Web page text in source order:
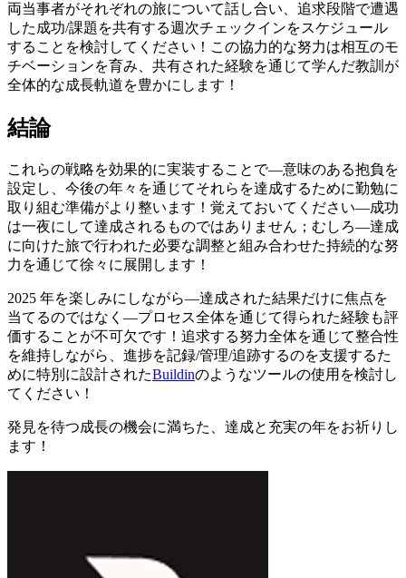
両当事者がそれぞれの旅について話し合い、追求段階で遭遇
した成功/課題を共有する週次チェックインをスケジュール
することを検討してください！この協力的な努力は相互のモ
チベーションを育み、共有された経験を通じて学んだ教訓が
全体的な成長軌道を豊かにします！
結論
これらの戦略を効果的に実装することで—意味のある抱負を
設定し、今後の年々を通じてそれらを達成するために勤勉に
取り組む準備がより整います！覚えておいてください—成功
は一夜にして達成されるものではありません；むしろ—達成
に向けた旅で行われた必要な調整と組み合わせた持続的な努
力を通じて徐々に展開します！
2025 年を楽しみにしながら—達成された結果だけに焦点を
当てるのではなく—プロセス全体を通じて得られた経験も評
価することが不可欠です！追求する努力全体を通じて整合性
を維持しながら、進捗を記録/管理/追跡するのを支援するた
めに特別に設計されたBuildinのようなツールの使用を検討し
てください！
発見を待つ成長の機会に満ちた、達成と充実の年をお祈りし
ます！